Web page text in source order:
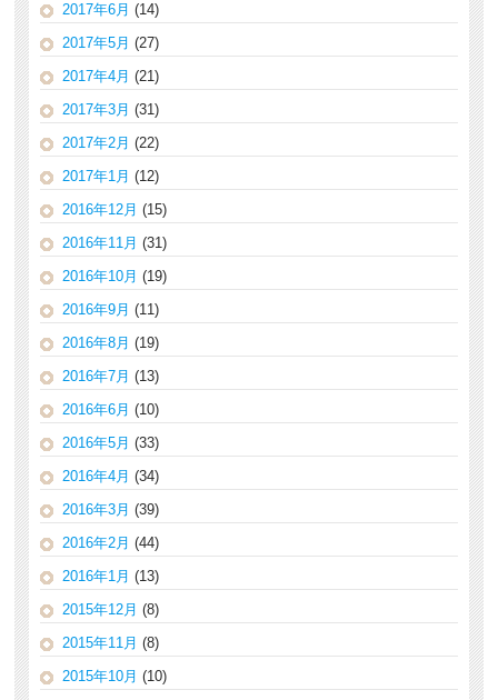
2017年6月 (14)
2017年5月 (27)
2017年4月 (21)
2017年3月 (31)
2017年2月 (22)
2017年1月 (12)
2016年12月 (15)
2016年11月 (31)
2016年10月 (19)
2016年9月 (11)
2016年8月 (19)
2016年7月 (13)
2016年6月 (10)
2016年5月 (33)
2016年4月 (34)
2016年3月 (39)
2016年2月 (44)
2016年1月 (13)
2015年12月 (8)
2015年11月 (8)
2015年10月 (10)